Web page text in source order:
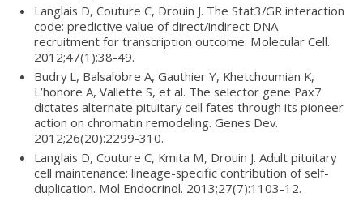
Langlais D, Couture C, Drouin J. The Stat3/GR interaction
code: predictive value of direct/indirect DNA
recruitment for transcription outcome. Molecular Cell.
2012;47(1):38-49.
Budry L, Balsalobre A, Gauthier Y, Khetchoumian K,
L’honore A, Vallette S, et al. The selector gene Pax7
dictates alternate pituitary cell fates through its pioneer
action on chromatin remodeling. Genes Dev.
2012;26(20):2299-310.
Langlais D, Couture C, Kmita M, Drouin J. Adult pituitary
cell maintenance: lineage-specific contribution of self-
duplication. Mol Endocrinol. 2013;27(7):1103-12.